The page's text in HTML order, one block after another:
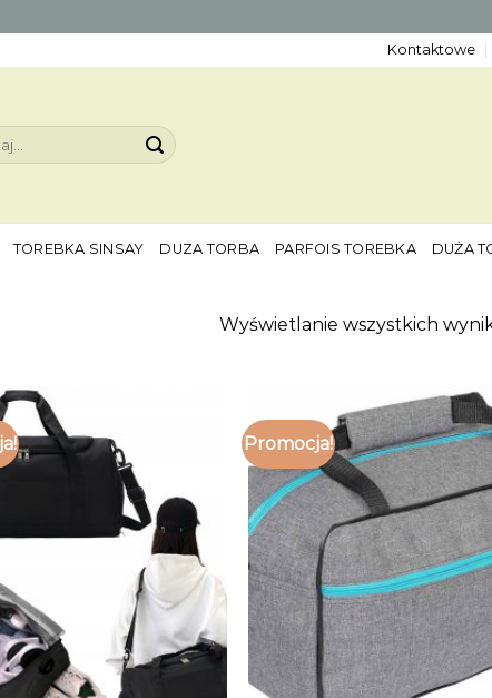
Kontaktowe
TOREBKA SINSAY DUZA TORBA PARFOIS TOREBKA DUŻA
Wyświetlanie wszystkich
Promocja!